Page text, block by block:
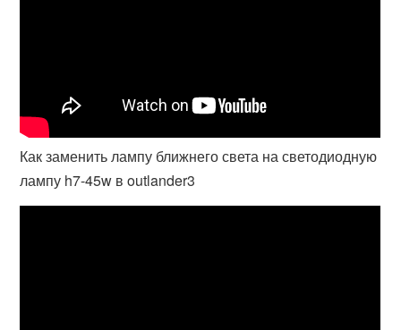
Как заменить лампу ближнего света на светодиодную
лампу h7-45w в outlander3